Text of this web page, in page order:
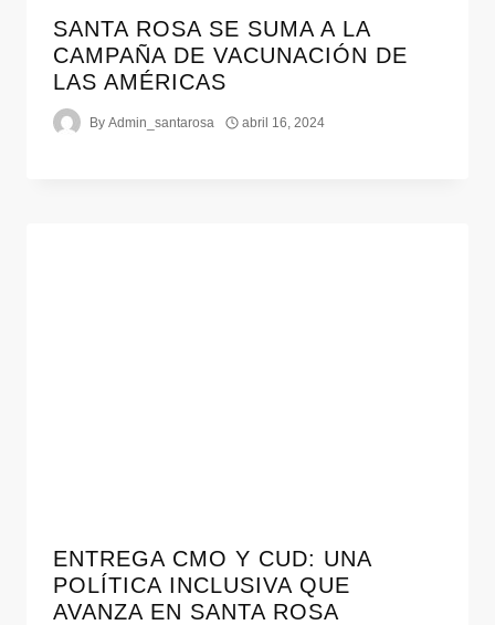
SANTA ROSA SE SUMA A LA
CAMPAÑA DE VACUNACIÓN DE
LAS AMÉRICAS
By Admin_santarosa abril 16, 2024
ENTREGA CMO Y CUD: UNA
POLÍTICA INCLUSIVA QUE
AVANZA EN SANTA ROSA